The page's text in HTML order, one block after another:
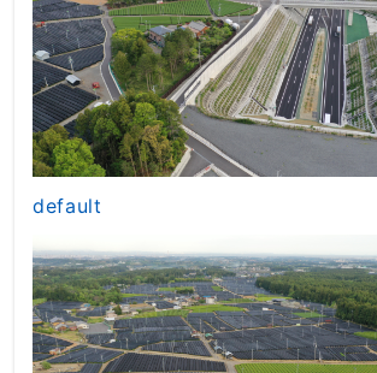
default